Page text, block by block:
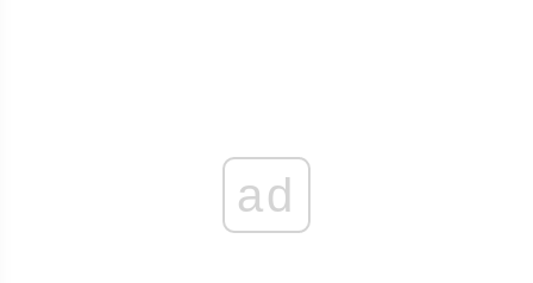
ad